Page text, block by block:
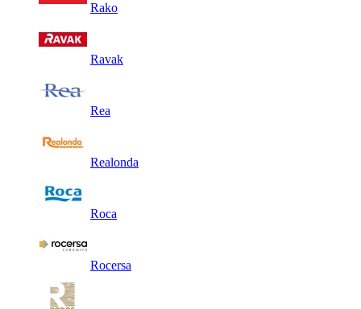
Rako
Ravak
Rea
Realonda
Roca
Rocersa